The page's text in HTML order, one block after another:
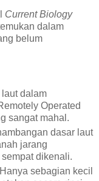
Current Biology
dalam
belum
dalam
Operated
sangat mahal.
dasar laut
jarang
dikenali.
Hanya sebagian kecil